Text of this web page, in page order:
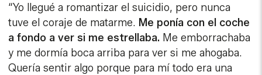
“Yo llegué a romantizar el suicidio, pero nunca
tuve el coraje de matarme. Me ponía con el coche
a fondo a ver si me estrellaba. Me emborrachaba
y me dormía boca arriba para ver si me ahogaba.
Quería sentir algo porque para mí todo era una